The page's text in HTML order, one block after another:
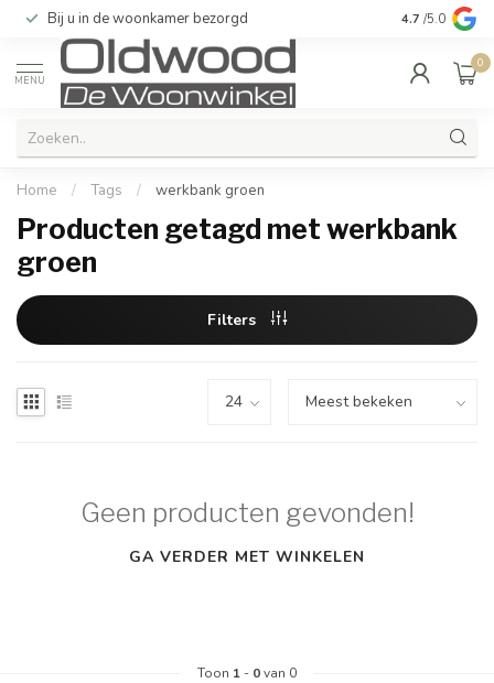
Bij u in de woonkamer bezorgd Kwaliteit &
4.7 /5.0
MENU
0
Home / Tags / werkbank groen
Producten getagd met werkbank
groen
Filters
Geen producten gevonden!
GA VERDER MET WINKELEN
Toon 1 - 0van 0